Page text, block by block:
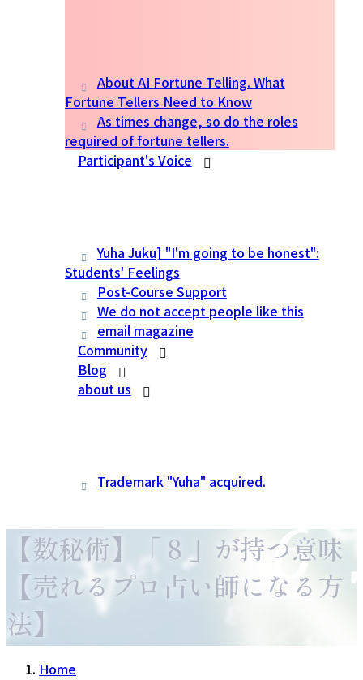
About AI Fortune Telling. What
Fortune Tellers Need to Know
As times change, so do the roles
required of fortune tellers.
Participant's Voice
Yuha Juku] "I'm going to be honest":
Students' Feelings
Post-Course Support
We do not accept people like this
email magazine
Community
Blog
about us
Trademark "Yuha" acquired.
【数秘術】「８」が持つ意味
【売れるプロ占い師になる方
法】
Home